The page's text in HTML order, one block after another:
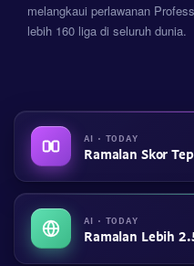
melangkaui perlawanan
lebih 160 liga di seluruh dunia.
AI · TODAY
Ramalan Skor
AI · TODAY
Ramalan Lebih